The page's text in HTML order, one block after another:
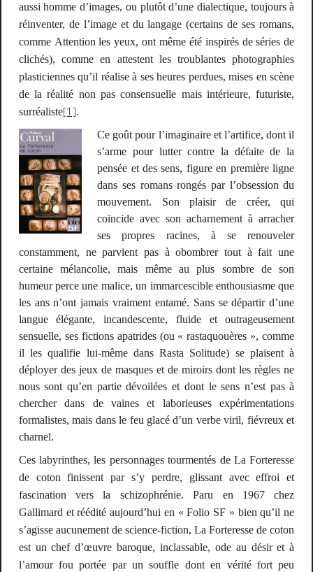
aussi homme d’images, ou plutôt d’une dialectique, toujours à
réinventer, de l’image et du langage (certains de ses romans,
comme Attention les yeux, ont même été inspirés de séries de
clichés), comme en attestent les troublantesphotographies
plasticiennesqu’il réalise à ses heures perdues, mises en scène
de la réalité non pas consensuelle mais intérieure,futuriste,
surréaliste[1].
Ce goût pour l’imaginaire et l’artifice, dont il
s’arme pour lutter contre la défaite de la
pensée et des sens, figure en première ligne
dans ses romans rongés par l’obsession du
mouvement. Son plaisir de créer, qui
coïncide avec son acharnement à arracher
ses propres racines, à se renouveler
constamment, ne parvient pas à obombrer tout à fait une
certaine mélancolie, mais même au plus sombre de son
humeur perce une malice, un immarcescible enthousiasme que
les ans n’ont jamais vraiment entamé. Sans se départir d’une
langue élégante, incandescente, fluide et outrageusement
sensuelle, ses fictions apatrides (ou « rastaquouères », comme
il les qualifie lui-même dansRasta Solitude) se plaisent à
déployer des jeux de masques et de miroirs dont les règles ne
nous sont qu’en partie dévoilées et dont le sens n’est pas à
chercher dans de vaines et laborieuses expérimentations
formalistes, mais dans le feu glacé d’un verbe viril, fiévreux et
charnel.
Ces labyrinthes, les personnages tourmentés de La Forteresse
de coton finissent par s’y perdre, glissant avec effroi et
fascination vers la schizophrénie. Paru en 1967 chez
Gallimard et réédité aujourd’hui en « Folio SF » bien qu’il ne
s’agisse aucunement de science-fiction,La Forteresse de coton
est un chef d’œuvre baroque, inclassable, ode au désir et à
l’amour fou portée par un souffle dont en vérité fort peu